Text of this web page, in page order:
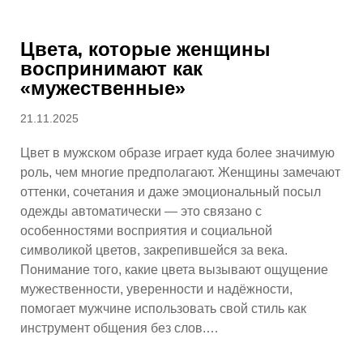
Цвета, которые женщины
воспринимают как
«мужественные»
Опубликовано
21.11.2025
Цвет в мужском образе играет куда более значимую
роль, чем многие предполагают. Женщины замечают
оттенки, сочетания и даже эмоциональный посыл
одежды автоматически — это связано с
особенностями восприятия и социальной
символикой цветов, закрепившейся за века.
Понимание того, какие цвета вызывают ощущение
мужественности, уверенности и надёжности,
помогает мужчине использовать свой стиль как
инструмент общения без слов.…